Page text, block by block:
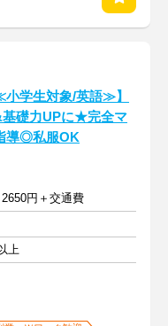
小学生対象/英語≫】
基礎力UPに★完全マ
導◎私服OK
円＋交通費
上